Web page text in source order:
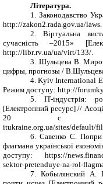
Література.
1. Законодавство
http://zakon2.rada.gov.ua/laws.
2. Віртуальна
сучасність –2015» [
http://libr.rv ua/ua/virt/133/.
3. Шульцева В.
цифры, прогнозы /
4.Kyiv International
Режим доступу: http://
5. IT-індустрія:
[Електронний ресурс] //
20 с. –
itukraine.org.ua/sites/default/
6. Савенко С. Попри
флагмана української
доступу: https://
sektor-pretenduye-na-rol-
7.Кобылянский А.